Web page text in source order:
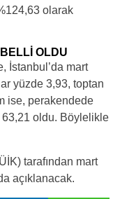
olarak
OLDU
İstanbul’da mart
yüzde 3,93, toptan
ise, perakendede
oldu. Böylelikle
tarafından mart
açıklanacak.